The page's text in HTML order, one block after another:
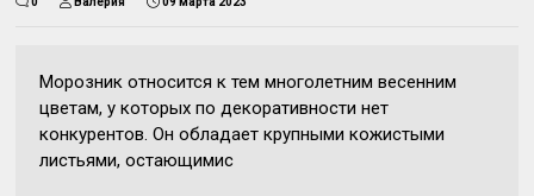
Морозник относится к тем многолетним весенним
цветам, у которых по декоративности нет
конкурентов. Он обладает крупными кожистыми
листьями, остающимис